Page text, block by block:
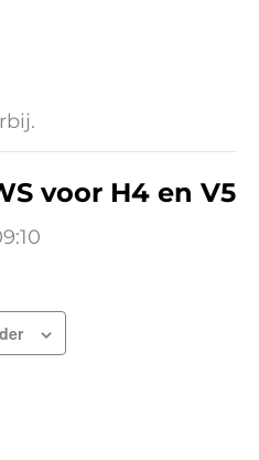
voor H4 en V5